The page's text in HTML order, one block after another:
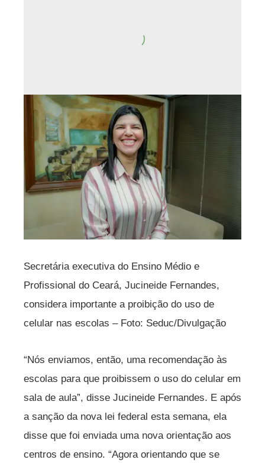
Secretária executiva do Ensino Médio e
Profissional do Ceará, Jucineide Fernandes,
considera importante a proibição do uso de
celular nas escolas – Foto: Seduc/Divulgação
“Nós enviamos, então, uma recomendação às
escolas para que proibissem o uso do celular em
sala de aula”, disse Jucineide Fernandes. E após
a sanção da nova lei federal esta semana, ela
disse que foi enviada uma nova orientação aos
centros de ensino. “Agora orientando que se